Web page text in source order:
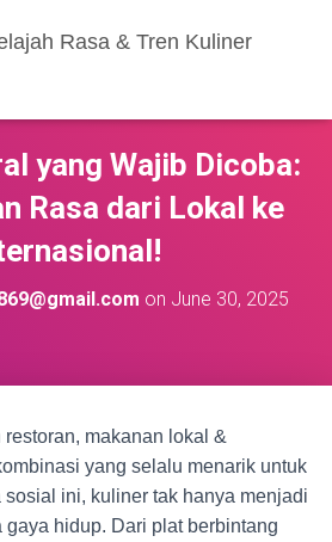
Rasa & Tren Kuliner
yang Wajib Dicoba:
Rasa dari Lokal ke
on June 30, 2025
makanan lokal &
yang selalu menarik untuk
ini, kuliner tak hanya menjadi
gaya hidup. Dari plat berbintang